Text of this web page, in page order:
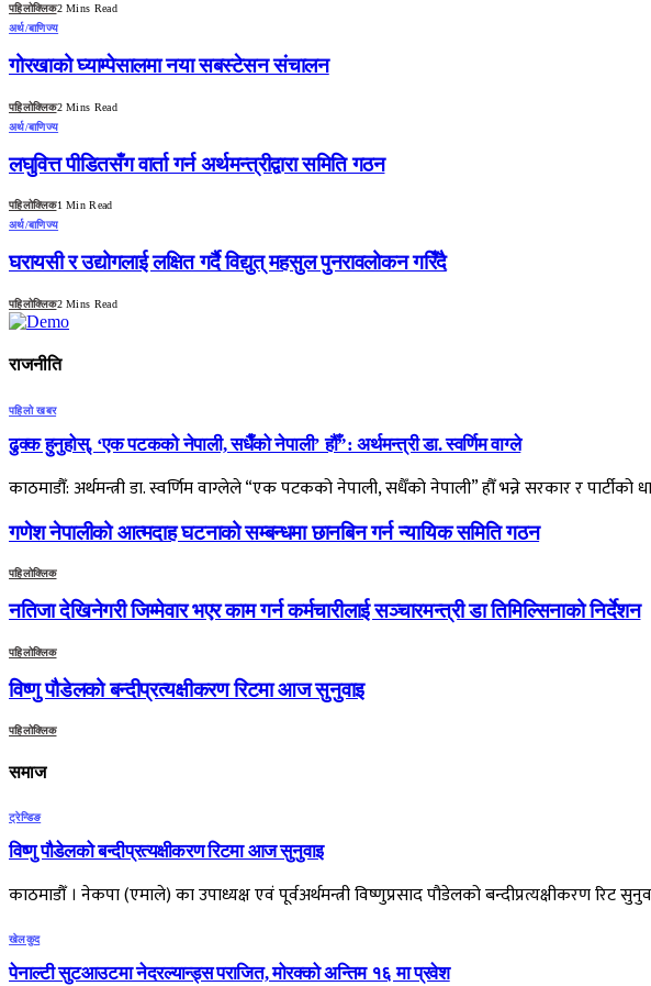
पहिलोक्लिक2 Mins Read
अर्थ/बाणिज्य
गोरखाको घ्याम्पेसालमा नया सबस्टेसन संचालन
पहिलोक्लिक2 Mins Read
अर्थ/बाणिज्य
लघुवित्त पीडितसँग वार्ता गर्न अर्थमन्त्रीद्वारा समिति गठन
पहिलोक्लिक1 Min Read
अर्थ/बाणिज्य
घरायसी र उद्योगलाई लक्षित गर्दै विद्युत् महसुल पुनरावलोकन गरिँदै
पहिलोक्लिक2 Mins Read
राजनीति
पहिलो खबर
ढुक्क हुनुहोस्, ‘एक पटकको नेपाली, सधैँको नेपाली’ हौँ”: अर्थमन्त्री डा. स्वर्णिम वाग्ले
काठमाडौँ: अर्थमन्त्री डा. स्वर्णिम वाग्लेले “एक पटकको नेपाली, सधैँको नेपाली” हौँ भन्ने सरकार र पार्टीको
गणेश नेपालीको आत्मदाह घटनाको सम्बन्धमा छानबिन गर्न न्यायिक समिति गठन
पहिलोक्लिक
नतिजा देखिनेगरी जिम्मेवार भएर काम गर्न कर्मचारीलाई सञ्चारमन्त्री डा तिमिल्सिनाको निर्देशन
पहिलोक्लिक
विष्णु पौडेलको बन्दीप्रत्यक्षीकरण रिटमा आज सुनुवाइ
पहिलोक्लिक
समाज
ट्रेन्डिङ
विष्णु पौडेलको बन्दीप्रत्यक्षीकरण रिटमा आज सुनुवाइ
काठमाडौँ । नेकपा (एमाले) का उपाध्यक्ष एवं पूर्वअर्थमन्त्री विष्णुप्रसाद पौडेलको बन्दीप्रत्यक्षीकरण रिट
खेलकुद
पेनाल्टी सुटआउटमा नेदरल्यान्ड्स पराजित, मोरक्को अन्तिम १६ मा प्रवेश